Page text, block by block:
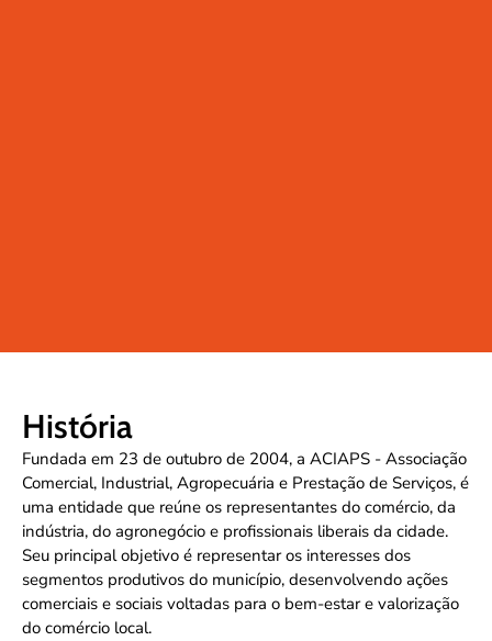
ACIAPS 20 anos
Associação Comercial, Industrial, Agropecuária e Prestação
de Serviços
Juntos por uma Sarzedo mais forte!
Associe-se
História
Fundada em 23 de outubro de 2004, a ACIAPS - Associação
Comercial, Industrial, Agropecuária e Prestação de Serviços, é
uma entidade que reúne os representantes do comércio, da
indústria, do agronegócio e profissionais liberais da cidade.
Seu principal objetivo é representar os interesses dos
segmentos produtivos do município, desenvolvendo ações
comerciais e sociais voltadas para o bem-estar e valorização
do comércio local.